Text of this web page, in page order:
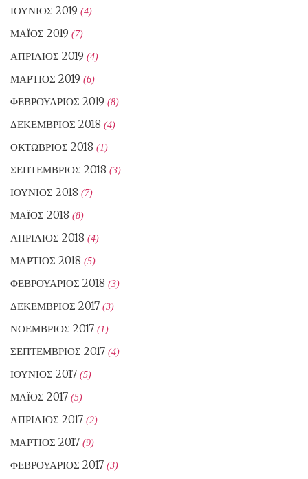
ΙΟΎΝΙΟΣ 2019 (4)
ΜΆΙΟΣ 2019 (7)
ΑΠΡΊΛΙΟΣ 2019 (4)
ΜΆΡΤΙΟΣ 2019 (6)
ΦΕΒΡΟΥΆΡΙΟΣ 2019 (8)
ΔΕΚΈΜΒΡΙΟΣ 2018 (4)
ΟΚΤΏΒΡΙΟΣ 2018 (1)
ΣΕΠΤΈΜΒΡΙΟΣ 2018 (3)
ΙΟΎΝΙΟΣ 2018 (7)
ΜΆΙΟΣ 2018 (8)
ΑΠΡΊΛΙΟΣ 2018 (4)
ΜΆΡΤΙΟΣ 2018 (5)
ΦΕΒΡΟΥΆΡΙΟΣ 2018 (3)
ΔΕΚΈΜΒΡΙΟΣ 2017 (3)
ΝΟΈΜΒΡΙΟΣ 2017 (1)
ΣΕΠΤΈΜΒΡΙΟΣ 2017 (4)
ΙΟΎΝΙΟΣ 2017 (5)
ΜΆΙΟΣ 2017 (5)
ΑΠΡΊΛΙΟΣ 2017 (2)
ΜΆΡΤΙΟΣ 2017 (9)
ΦΕΒΡΟΥΆΡΙΟΣ 2017 (3)